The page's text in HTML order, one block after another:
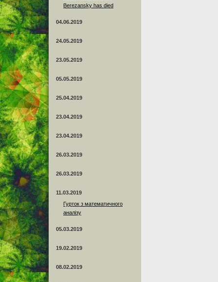
Berezansky has died
04.06.2019
24.05.2019
23.05.2019
05.05.2019
25.04.2019
23.04.2019
23.04.2019
26.03.2019
26.03.2019
11.03.2019
Гурток з математичного
аналізу
05.03.2019
19.02.2019
08.02.2019